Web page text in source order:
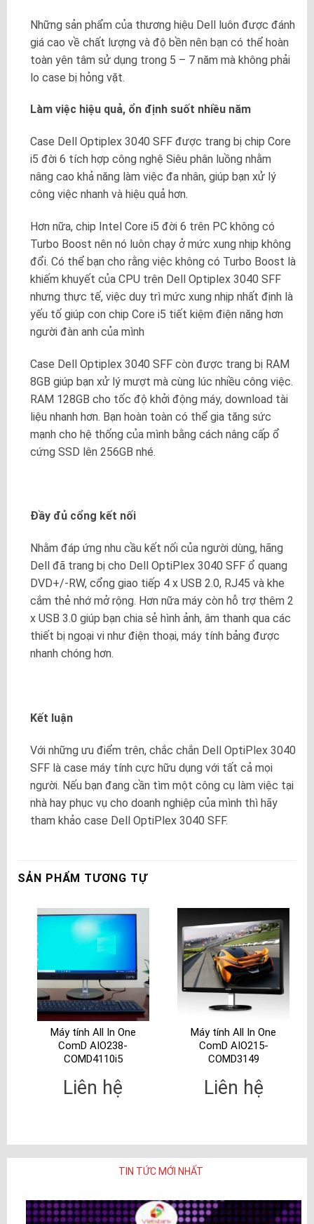
Những sản phẩm của thương hiệu Dell luôn được đánh
giá cao về chất lượng và độ bền nên bạn có thể hoàn
toàn yên tâm sử dụng trong 5 – 7 năm mà không phải
lo case bị hỏng vặt.
Làm việc hiệu quả, ổn định suốt nhiều năm
Case Dell Optiplex 3040 SFF được trang bị chip Core
i5 đời 6 tích hợp công nghệ Siêu phân luồng nhằm
nâng cao khả năng làm việc đa nhân, giúp bạn xử lý
công việc nhanh và hiệu quả hơn.
Hơn nữa, chip Intel Core i5 đời 6 trên PC không có
Turbo Boost nên nó luôn chạy ở mức xung nhịp không
đổi. Có thể bạn cho rằng việc không có Turbo Boost là
khiếm khuyết của CPU trên Dell Optiplex 3040 SFF
nhưng thực tế, việc duy trì mức xung nhịp nhất định là
yếu tố giúp con chip Core i5 tiết kiệm điện năng hơn
người đàn anh của mình
Case Dell Optiplex 3040 SFF còn được trang bị RAM
8GB giúp bạn xử lý mượt mà cùng lúc nhiều công việc.
RAM 128GB cho tốc độ khởi động máy, download tài
liệu nhanh hơn. Bạn hoàn toàn có thể gia tăng sức
mạnh cho hệ thống của mình bằng cách nâng cấp ổ
cứng SSD lên 256GB nhé.
Đầy đủ cổng kết nối
Nhằm đáp ứng nhu cầu kết nối của người dùng, hãng
Dell đã trang bị cho Dell OptiPlex 3040 SFF ổ quang
DVD+/-RW, cổng giao tiếp 4 x USB 2.0, RJ45 và khe
cắm thẻ nhớ mở rộng. Hơn nữa máy còn hỗ trợ thêm 2
x USB 3.0 giúp bạn chia sẻ hình ảnh, âm thanh qua các
thiết bị ngoại vi như điện thoại, máy tính bảng được
nhanh chóng hơn.
Kết luận
Với những ưu điểm trên, chắc chắn Dell OptiPlex 3040
SFF là case máy tính cực hữu dụng với tất cả mọi
người. Nếu bạn đang cần tìm một công cụ làm việc tại
nhà hay phục vụ cho doanh nghiệp của mình thì hãy
tham khảo case Dell OptiPlex 3040 SFF.
SẢN PHẨM TƯƠNG TỰ
Máy tính All In One
ComD AIO238-
COMD4110i5
Liên hệ
Máy tính All In One
ComD AIO215-
COMD3149
Liên hệ
TIN TỨC MỚI NHẤT